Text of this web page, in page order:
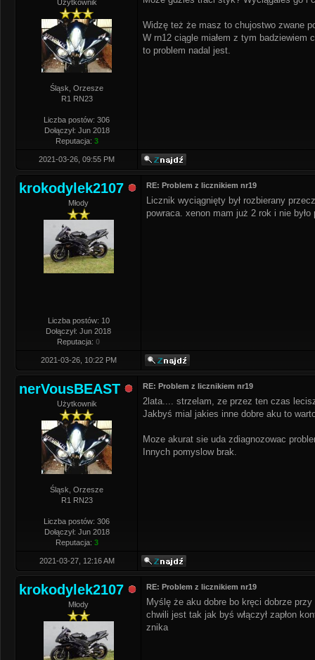
Użytkownik
Śląsk, Orzesze
R1 RN23
Liczba postów: 306
Dołączył: Jun 2018
Reputacja: 3
Widzę też że masz to chujostwo zwane
W rn12 ciągle miałem z tym
to problem nadal jest.
2021-03-26, 09:55 PM
krokodylek2107
Młody
Liczba postów: 10
Dołączył: Jun 2018
Reputacja: 0
RE: Problem z licznikiem nr19
Licznik wyciągnięty był rozbierany
powraca. xenon mam już 2 rok i nie
2021-03-26, 10:22 PM
nerVousBEAST
Użytkownik
Śląsk, Orzesze
R1 RN23
Liczba postów: 306
Dołączył: Jun 2018
Reputacja: 3
RE: Problem z licznikiem nr19
2lata.... strzelam, ze przez ten czas
Jakbyś mial jakies inne dobre aku to
Moze akurat sie uda zdiagnozowac
Innych pomyslow brak.
2021-03-27, 12:16 AM
krokodylek2107
Młody
RE: Problem z licznikiem nr19
Myślę że aku dobre bo kręci dobrze
chwili jest tak jak byś włączył zapłon
znika